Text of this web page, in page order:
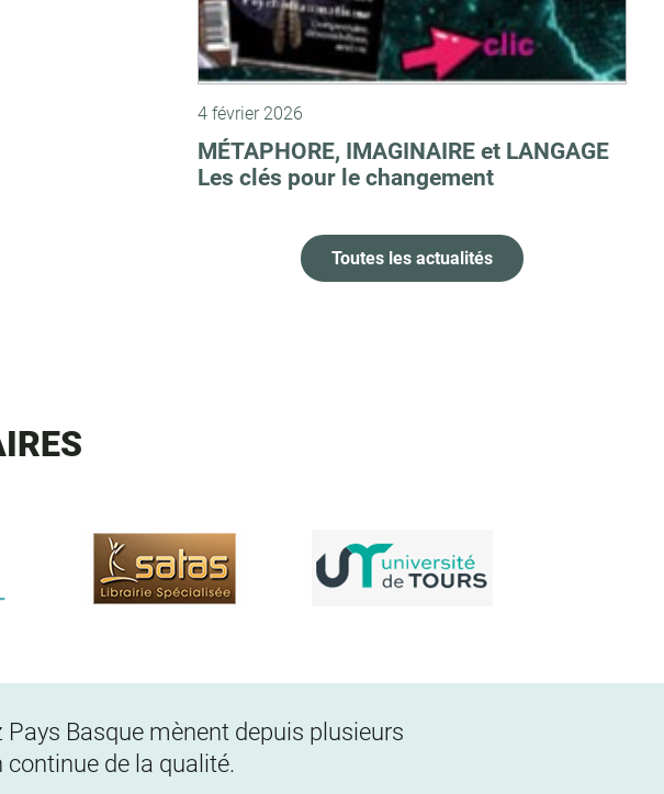
4 février 2026
MÉTAPHORE, IMAGINAIRE et LANGAGE
Les clés pour le changement
Toutes les actualités
Pays Basque mènent depuis plusieurs
de la qualité.